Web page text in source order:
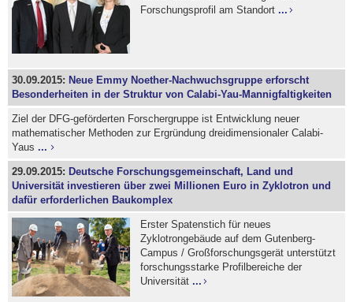
Forschungsprofil am Standort ...
30.09.2015: Neue Emmy Noether-Nachwuchsgruppe erforscht
Besonderheiten in der Struktur von Calabi-Yau-Mannigfaltigkeiten
Ziel der DFG-geförderten Forschergruppe ist Entwicklung neuer
mathematischer Methoden zur Ergründung dreidimensionaler Calabi-
Yaus...
29.09.2015: Deutsche Forschungsgemeinschaft, Land und
Universität investieren über zwei Millionen Euro in Zyklotron und
dafür erforderlichen Baukomplex
Erster Spatenstich für neues
Zyklotrongebäude auf dem Gutenberg-
Campus / Großforschungsgerät unterstützt
forschungsstarke Profilbereiche der
Universität ...